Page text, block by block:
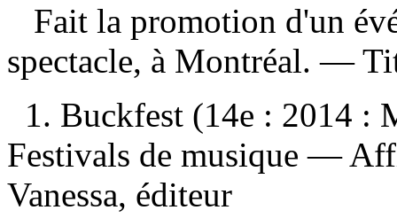
Fait la promotion d'un
spectacle, à Montréal. —
1. Buckfest (14e : 2014 :
Festivals de musique —
Vanessa, éditeur